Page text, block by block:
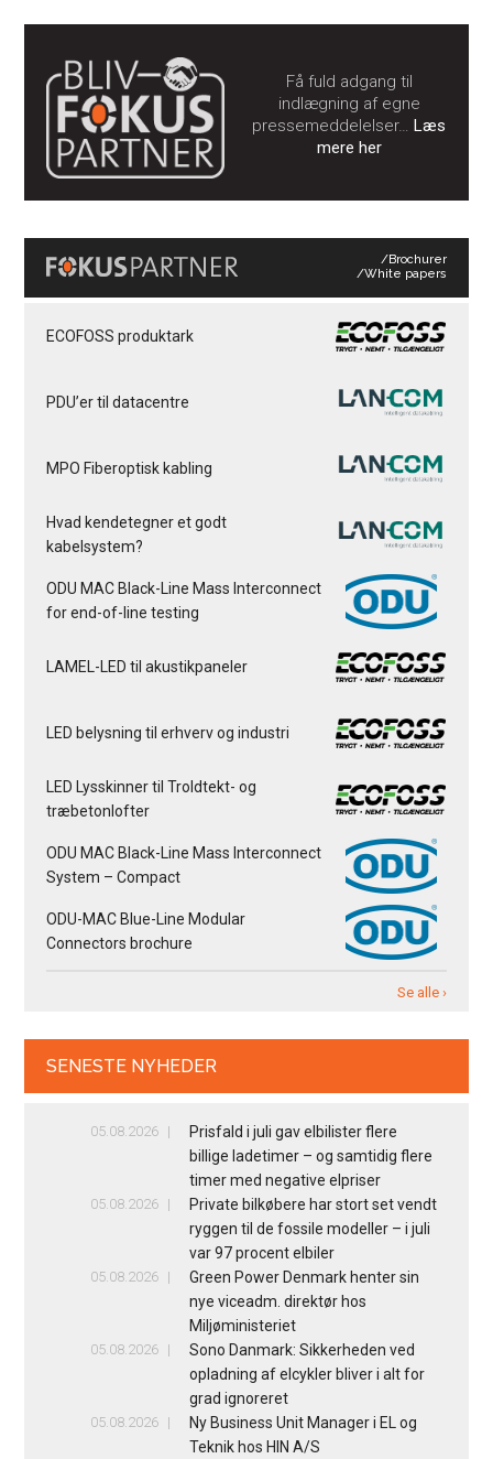
Få fuld adgang til
indlægning af egne
pressemeddelelser…Læs
mere her
/Brochurer
/White papers
ECOFOSS produktark
PDU’er til datacentre
MPO Fiberoptisk kabling
Hvad kendetegner et godt
kabelsystem?
ODU MAC Black-Line Mass Interconnect
for end-of-line testing
LAMEL-LED til akustikpaneler
LED belysning til erhverv og industri
LED Lysskinner til Troldtekt- og
træbetonlofter
ODU MAC Black-Line Mass Interconnect
System – Compact
ODU-MAC Blue-Line Modular
Connectors brochure
Se alle ›
SENESTE NYHEDER
05.08.2026
Prisfald i juli gav elbilister flere
billige ladetimer – og samtidig flere
timer med negative elpriser
05.08.2026
Private bilkøbere har stort set vendt
ryggen til de fossile modeller – i juli
var 97 procent elbiler
05.08.2026
Green Power Denmark henter sin
nye viceadm. direktør hos
Miljøministeriet
05.08.2026
Sono Danmark: Sikkerheden ved
opladning af elcykler bliver i alt for
grad ignoreret
05.08.2026
Ny Business Unit Manager i EL og
Teknik hos HIN A/S